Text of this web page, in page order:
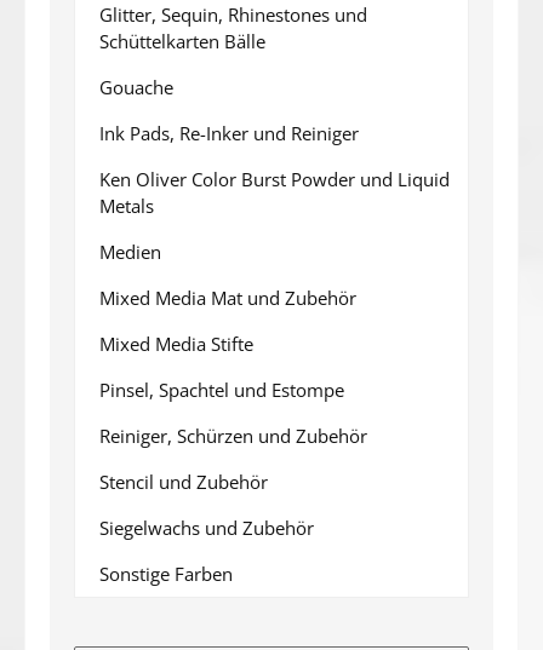
Glitter, Sequin, Rhinestones und
Schüttelkarten Bälle
Gouache
Ink Pads, Re-Inker und Reiniger
Ken Oliver Color Burst Powder und Liquid
Metals
Medien
Mixed Media Mat und Zubehör
Mixed Media Stifte
Pinsel, Spachtel und Estompe
Reiniger, Schürzen und Zubehör
Stencil und Zubehör
Siegelwachs und Zubehör
Sonstige Farben